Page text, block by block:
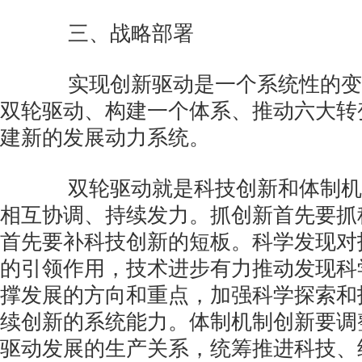
三、战略部署
实现创新驱动是一个系统性的变
双轮驱动、构建一个体系、推动六大
建新的发展动力系统。
双轮驱动就是科技创新和体制机
相互协调、持续发力。抓创新首先要
首先要补科技创新的短板。科学发现
的引领作用，技术进步有力推动发现
撑发展的方向和重点，加强科学探索
续创新的系统能力。体制机制创新要
驱动发展的生产关系，统筹推进科技